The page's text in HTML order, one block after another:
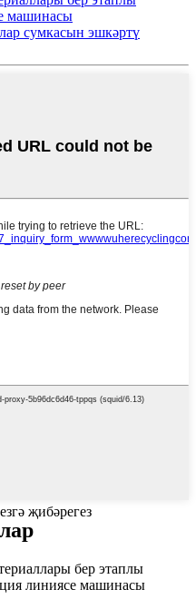
машинасы
сумкасын эшкәртү
җибәрегез